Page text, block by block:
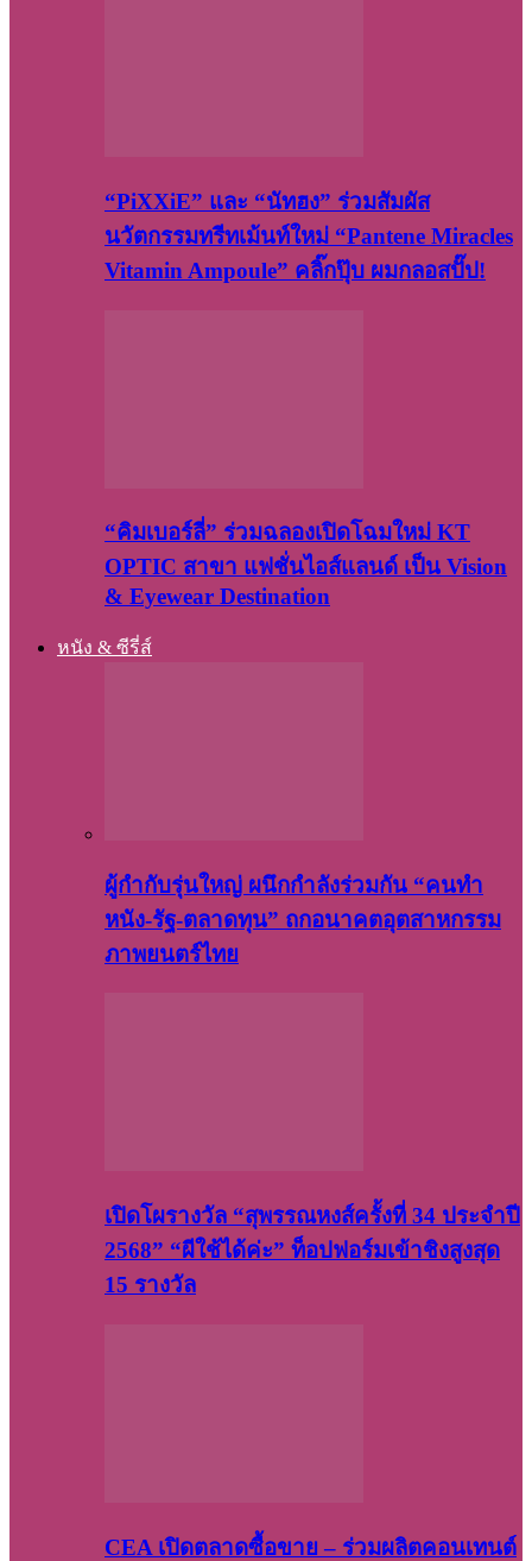
“PiXXiE” และ “นัทฮง” ร่วมสัมผัส
นวัตกรรมทรีทเม้นท์ใหม่ “Pantene Miracles
Vitamin Ampoule” คลิ๊กปุ๊บ ผมกลอสปั๊ป!
“คิมเบอร์ลี่” ร่วมฉลองเปิดโฉมใหม่ KT
OPTIC สาขา แฟชั่นไอส์แลนด์ เป็น Vision
& Eyewear Destination
หนัง & ซีรี่ส์
ผู้กำกับรุ่นใหญ่ ผนึกกำลังร่วมกัน “คนทำ
หนัง-รัฐ-ตลาดทุน” ถกอนาคตอุตสาหกรรม
ภาพยนตร์ไทย
เปิดโผรางวัล “สุพรรณหงส์ครั้งที่ 34 ประจำปี
2568” “ผีใช้ได้ค่ะ” ท็อปฟอร์มเข้าชิงสูงสุด
15 รางวัล
CEA เปิดตลาดซื้อขาย – ร่วมผลิตคอนเทนต์